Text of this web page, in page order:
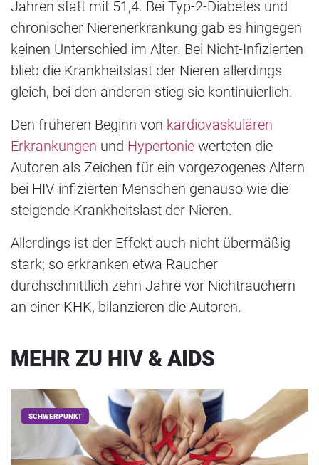
Jahren statt mit 51,4. Bei Typ-2-Diabetes und
chronischer Nierenerkrankung gab es hingegen
keinen Unterschied im Alter. Bei Nicht-Infizierten
blieb die Krankheitslast der Nieren allerdings
gleich, bei den anderen stieg sie kontinuierlich.
Den früheren Beginn von kardiovaskulären
Erkrankungen und Hypertonie werteten die
Autoren als Zeichen für ein vorgezogenes Altern
bei HIV-infizierten Menschen genauso wie die
steigende Krankheitslast der Nieren.
Allerdings ist der Effekt auch nicht übermäßig
stark; so erkranken etwa Raucher
durchschnittlich zehn Jahre vor Nichtrauchern
an einer KHK, bilanzieren die Autoren.
MEHR ZU HIV & AIDS
SCHWERPUNKT